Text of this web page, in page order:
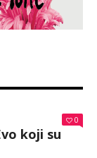
0
koji su